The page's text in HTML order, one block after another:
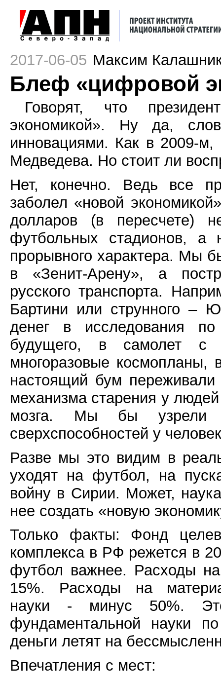
2017-06-05 Максим
Блеф «цифровой
Говорят, что
экономикой». Ну да,
инновациями. Как в 2009-м,
Медведева. Но стоит ли
Нет, конечно. Ведь все
заболел «новой
долларов (в пересчете)
футбольных стадионов,
прорывного характера. Мы
в «Зенит-Арену», а
русского транспорта.
Бартини или струнного –
денег в исследования
будущего, в самолет с
многоразовые космопланы,
настоящий бум
механизма старения у
мозга. Мы бы узрели
сверхспособностей у
Разве мы это видим в
уходят на футбол, на
войну в Сирии. Может,
нее создать «новую
Только факты: Фонд
комплекса в РФ режется в
футбол важнее. Расходы
15%. Расходы на
науки - минус 50%.
фундаментальной науки
деньги летят на
Впечатления с мест: